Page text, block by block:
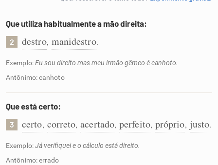
Conexões
Caça-palavras
Dicionário
Sinônimos
Que utiliza habitualmente a mão direita:
2 destro, manidestro.
Exemplo:Eu sou direito mas meu irmão gêmeo é canhoto.
Antônimo: canhoto
Que está certo:
3 certo, correto, acertado, perfeito, próprio, justo.
Exemplo:Já verifiquei e o cálculo está direito.
Antônimo: errado